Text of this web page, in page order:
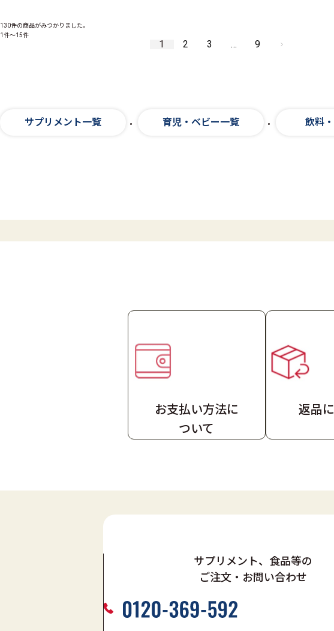
130件の商品がみつかりました。
1件～15件
1 2 3 … 9
サプリメント一覧 育児・ベビー一覧 飲料
お支払い方法に
ついて
返品
サプリメント、食品等の
ご注文・お問い合わせ